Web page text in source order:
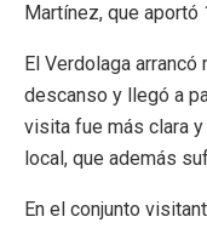
Martínez, que
El Verdolaga arrancó
descanso y llegó a
visita fue más clara
local, que además
En el conjunto